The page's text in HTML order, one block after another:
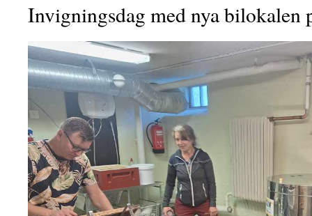
Invigningsdag med nya bilokalen